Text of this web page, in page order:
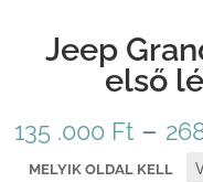
Jeep
első
135 .000 Ft –
MELYIK OLDAL KELL